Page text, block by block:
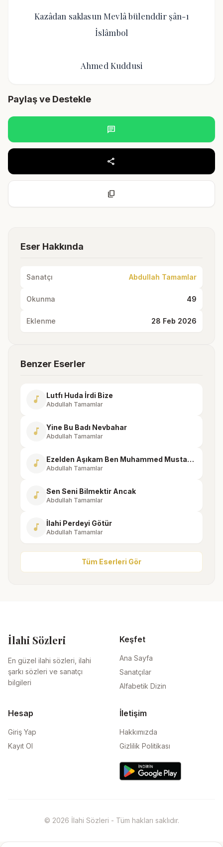
Kazâdan saklasun Mevlâ bülenddir şân-ı
İslâmbol
Ahmed Kuddusi
Paylaş ve Destekle
chat
share
content_copy
Eser Hakkında
Sanatçı Abdullah Tamamlar
Okunma 49
Eklenme 28 Feb 2026
Benzer Eserler
music_note Lutfı Huda İrdi Bize
Abdullah Tamamlar
music_note Yine Bu Badı Nevbahar
Abdullah Tamamlar
music_note Ezelden Aşıkam Ben Muhammed Mustafa'ya
Abdullah Tamamlar
music_note Sen Seni Bilmektir Ancak
Abdullah Tamamlar
music_note İlahi Perdeyi Götür
Abdullah Tamamlar
Tüm Eserleri Gör
İlahi Sözleri
En güzel ilahi sözleri, ilahi
şarkı sözleri ve sanatçı
bilgileri
Keşfet
Ana Sayfa
Sanatçılar
Alfabetik Dizin
Hesap
Giriş Yap
Kayıt Ol
İletişim
Hakkımızda
Gizlilik Politikası
© 2026 İlahi Sözleri - Tüm hakları saklıdır.